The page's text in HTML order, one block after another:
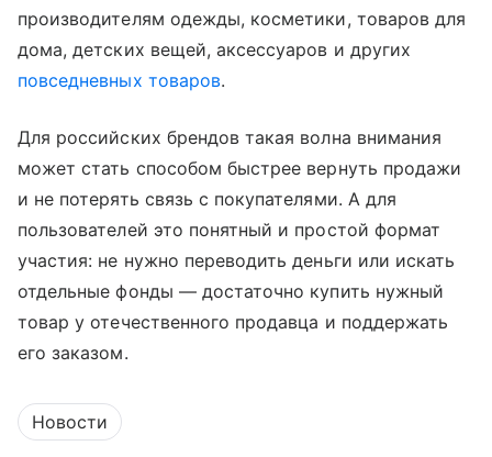
производителям одежды, косметики, товаров для
дома, детских вещей, аксессуаров и других
повседневных товаров.
Для российских брендов такая волна внимания
может стать способом быстрее вернуть продажи
и не потерять связь с покупателями. А для
пользователей это понятный и простой формат
участия: не нужно переводить деньги или искать
отдельные фонды — достаточно купить нужный
товар у отечественного продавца и поддержать
его заказом.
Новости